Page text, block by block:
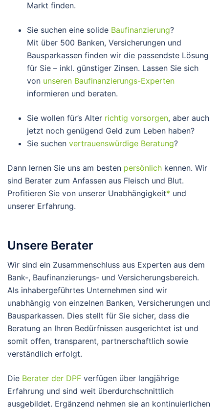
Markt finden.
Sie suchen eine solide Baufinanzierung?
Mit über 500 Banken, Versicherungen und
Bausparkassen finden wir die passendste Lösung
für Sie – inkl. günstiger Zinsen. Lassen Sie sich
von unseren Baufinanzierungs-Experten
informieren und beraten.
Sie wollen für’s Alter richtig vorsorgen, aber auch
jetzt noch genügend Geld zum Leben haben?
Sie suchen vertrauenswürdige Beratung?
Dann lernen Sie uns am besten persönlich kennen. Wir
sind Berater zum Anfassen aus Fleisch und Blut.
Profitieren Sie von unserer Unabhängigkeit* und
unserer Erfahrung.
Unsere Berater
Wir sind ein Zusammenschluss aus Experten aus dem
Bank-, Baufinanzierungs- und Versicherungsbereich.
Als inhabergeführtes Unternehmen sind wir
unabhängig von einzelnen Banken, Versicherungen und
Bausparkassen. Dies stellt für Sie sicher, dass die
Beratung an Ihren Bedürfnissen ausgerichtet ist und
somit offen, transparent, partnerschaftlich sowie
verständlich erfolgt.
Die Berater der DPF verfügen über langjährige
Erfahrung und sind weit überdurchschnittlich
ausgebildet. Ergänzend nehmen sie an kontinuierlichen